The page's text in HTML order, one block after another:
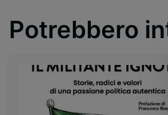
Potrebbero